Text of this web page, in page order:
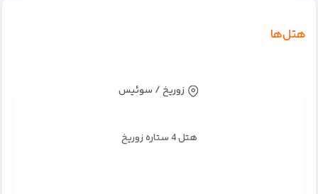
هتل‌ها
زوریخ / سوئیس
هتل 4 ستاره زوریخ